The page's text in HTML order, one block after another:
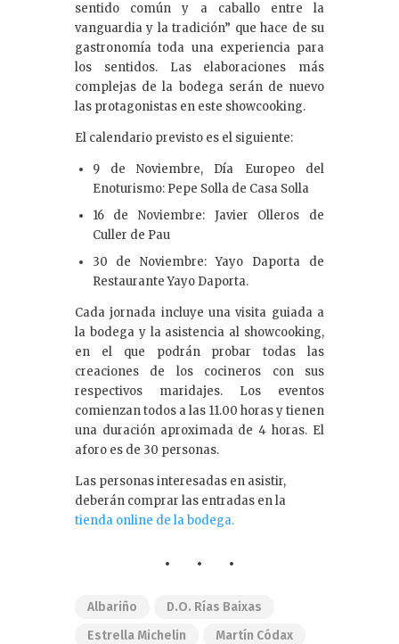
sentido común y a caballo entre la
vanguardia y la tradición” que hace de su
gastronomía toda una experiencia para
los sentidos. Las elaboraciones más
complejas de la bodega serán de nuevo
las protagonistas en este showcooking.
El calendario previsto es el siguiente:
9 de Noviembre, Día Europeo del
Enoturismo: Pepe Solla de Casa Solla
16 de Noviembre: Javier Olleros de
Culler de Pau
30 de Noviembre: Yayo Daporta de
Restaurante Yayo Daporta.
Cada jornada incluye una visita guiada a
la bodega y la asistencia al showcooking,
en el que podrán probar todas las
creaciones de los cocineros con sus
respectivos maridajes. Los eventos
comienzan todos a las 11.00 horas y tienen
una duración aproximada de 4 horas. El
aforo es de 30 personas.
Las personas interesadas en asistir,
deberán comprar las entradas en la
tienda online de la bodega.
Albariño
D.O. Rías Baixas
Estrella Michelin
Martín Códax